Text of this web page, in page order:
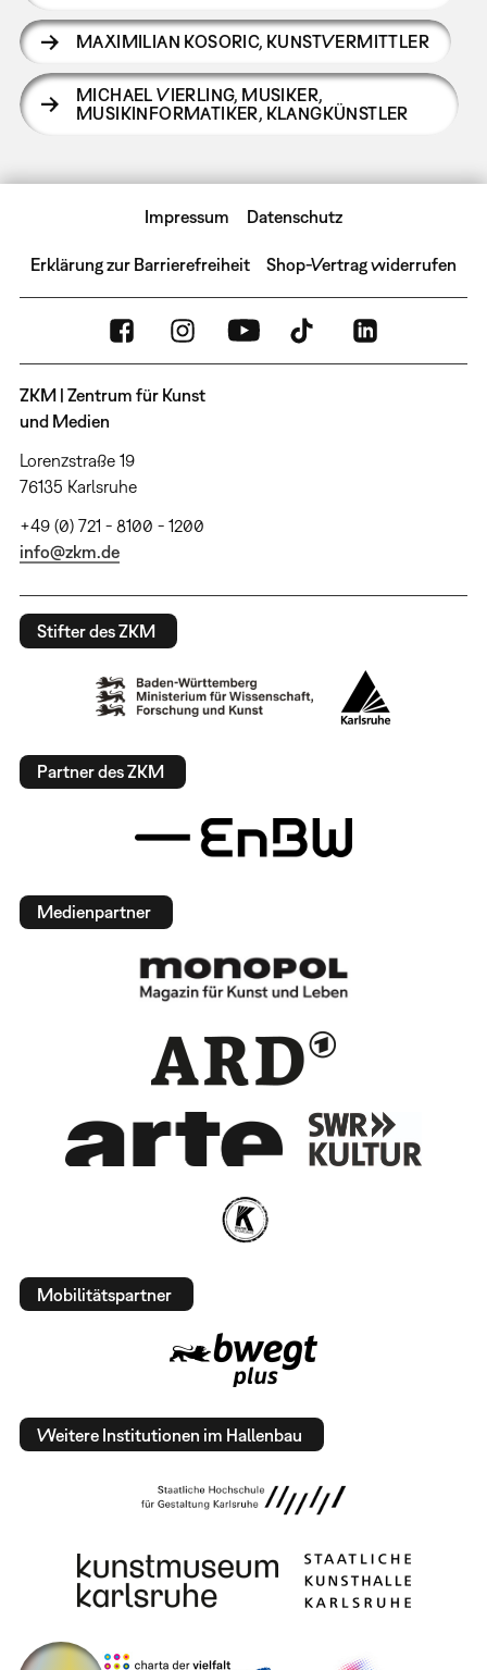
MAXIMILIAN KOSORIC, KUNSTVERMITTLER
MICHAEL VIERLING, MUSIKER,
MUSIKINFORMATIKER, KLANGKÜNSTLER
Impressum Datenschutz
Erklärung zur Barrierefreiheit Shop-Vertrag widerrufen
ZKM | Zentrum für Kunst
und Medien
Lorenzstraße 19
76135 Karlsruhe
+49 (0) 721 - 8100 - 1200
info@zkm.de
Stifter des ZKM
Partner des ZKM
Medienpartner
Mobilitätspartner
Weitere Institutionen im Hallenbau